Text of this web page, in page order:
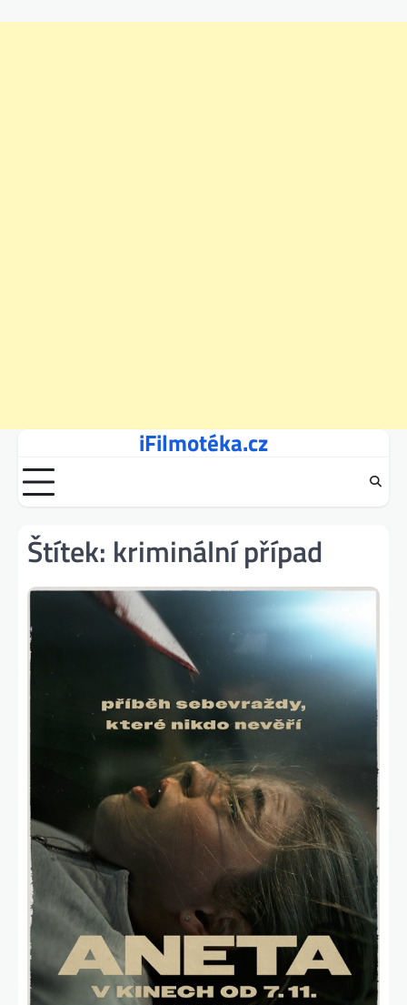
content
iFilmotéka.cz
Štítek: kriminální případ